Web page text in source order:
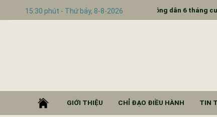
15:30 phút - Thứ bảy, 8-8-2026
BÁO Lịch tiếp công dân 6 tháng cuối năm 2025
GIỚI THIỆU CHỈ ĐẠO ĐIỀU HÀNH TIN